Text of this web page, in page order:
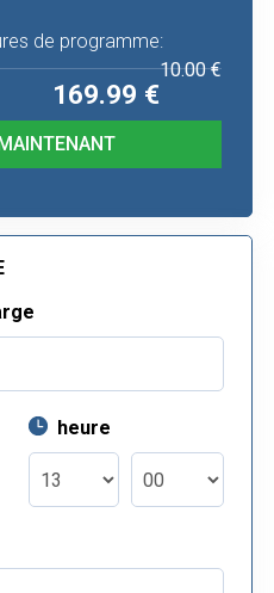
de programme:
10.00 €
169.99 €
heure